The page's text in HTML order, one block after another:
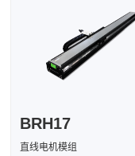
BRH17
直线电机模组